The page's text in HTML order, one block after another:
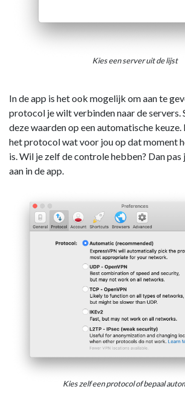
Kies een server uit de lijst
In de app is het ook mogelijk om aan te
protocol je wilt verbinden naar de servers.
deze waarden op een automatische keuze.
het protocol wat voor jou op dat moment
is. Wil je zelf de controle hebben? Dan
aan in de app.
Kies zelf een protocol of bepaal